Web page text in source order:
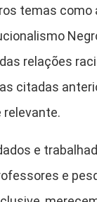
temas como
relações
citadas
relevante.
e
e